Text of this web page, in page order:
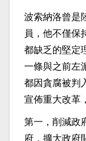
波索納洛曾是
員，他不僅保
都缺乏的堅定
一條與之前左
都因貪腐被判
宣佈重大改革
第一，削減政
府，擴大政府